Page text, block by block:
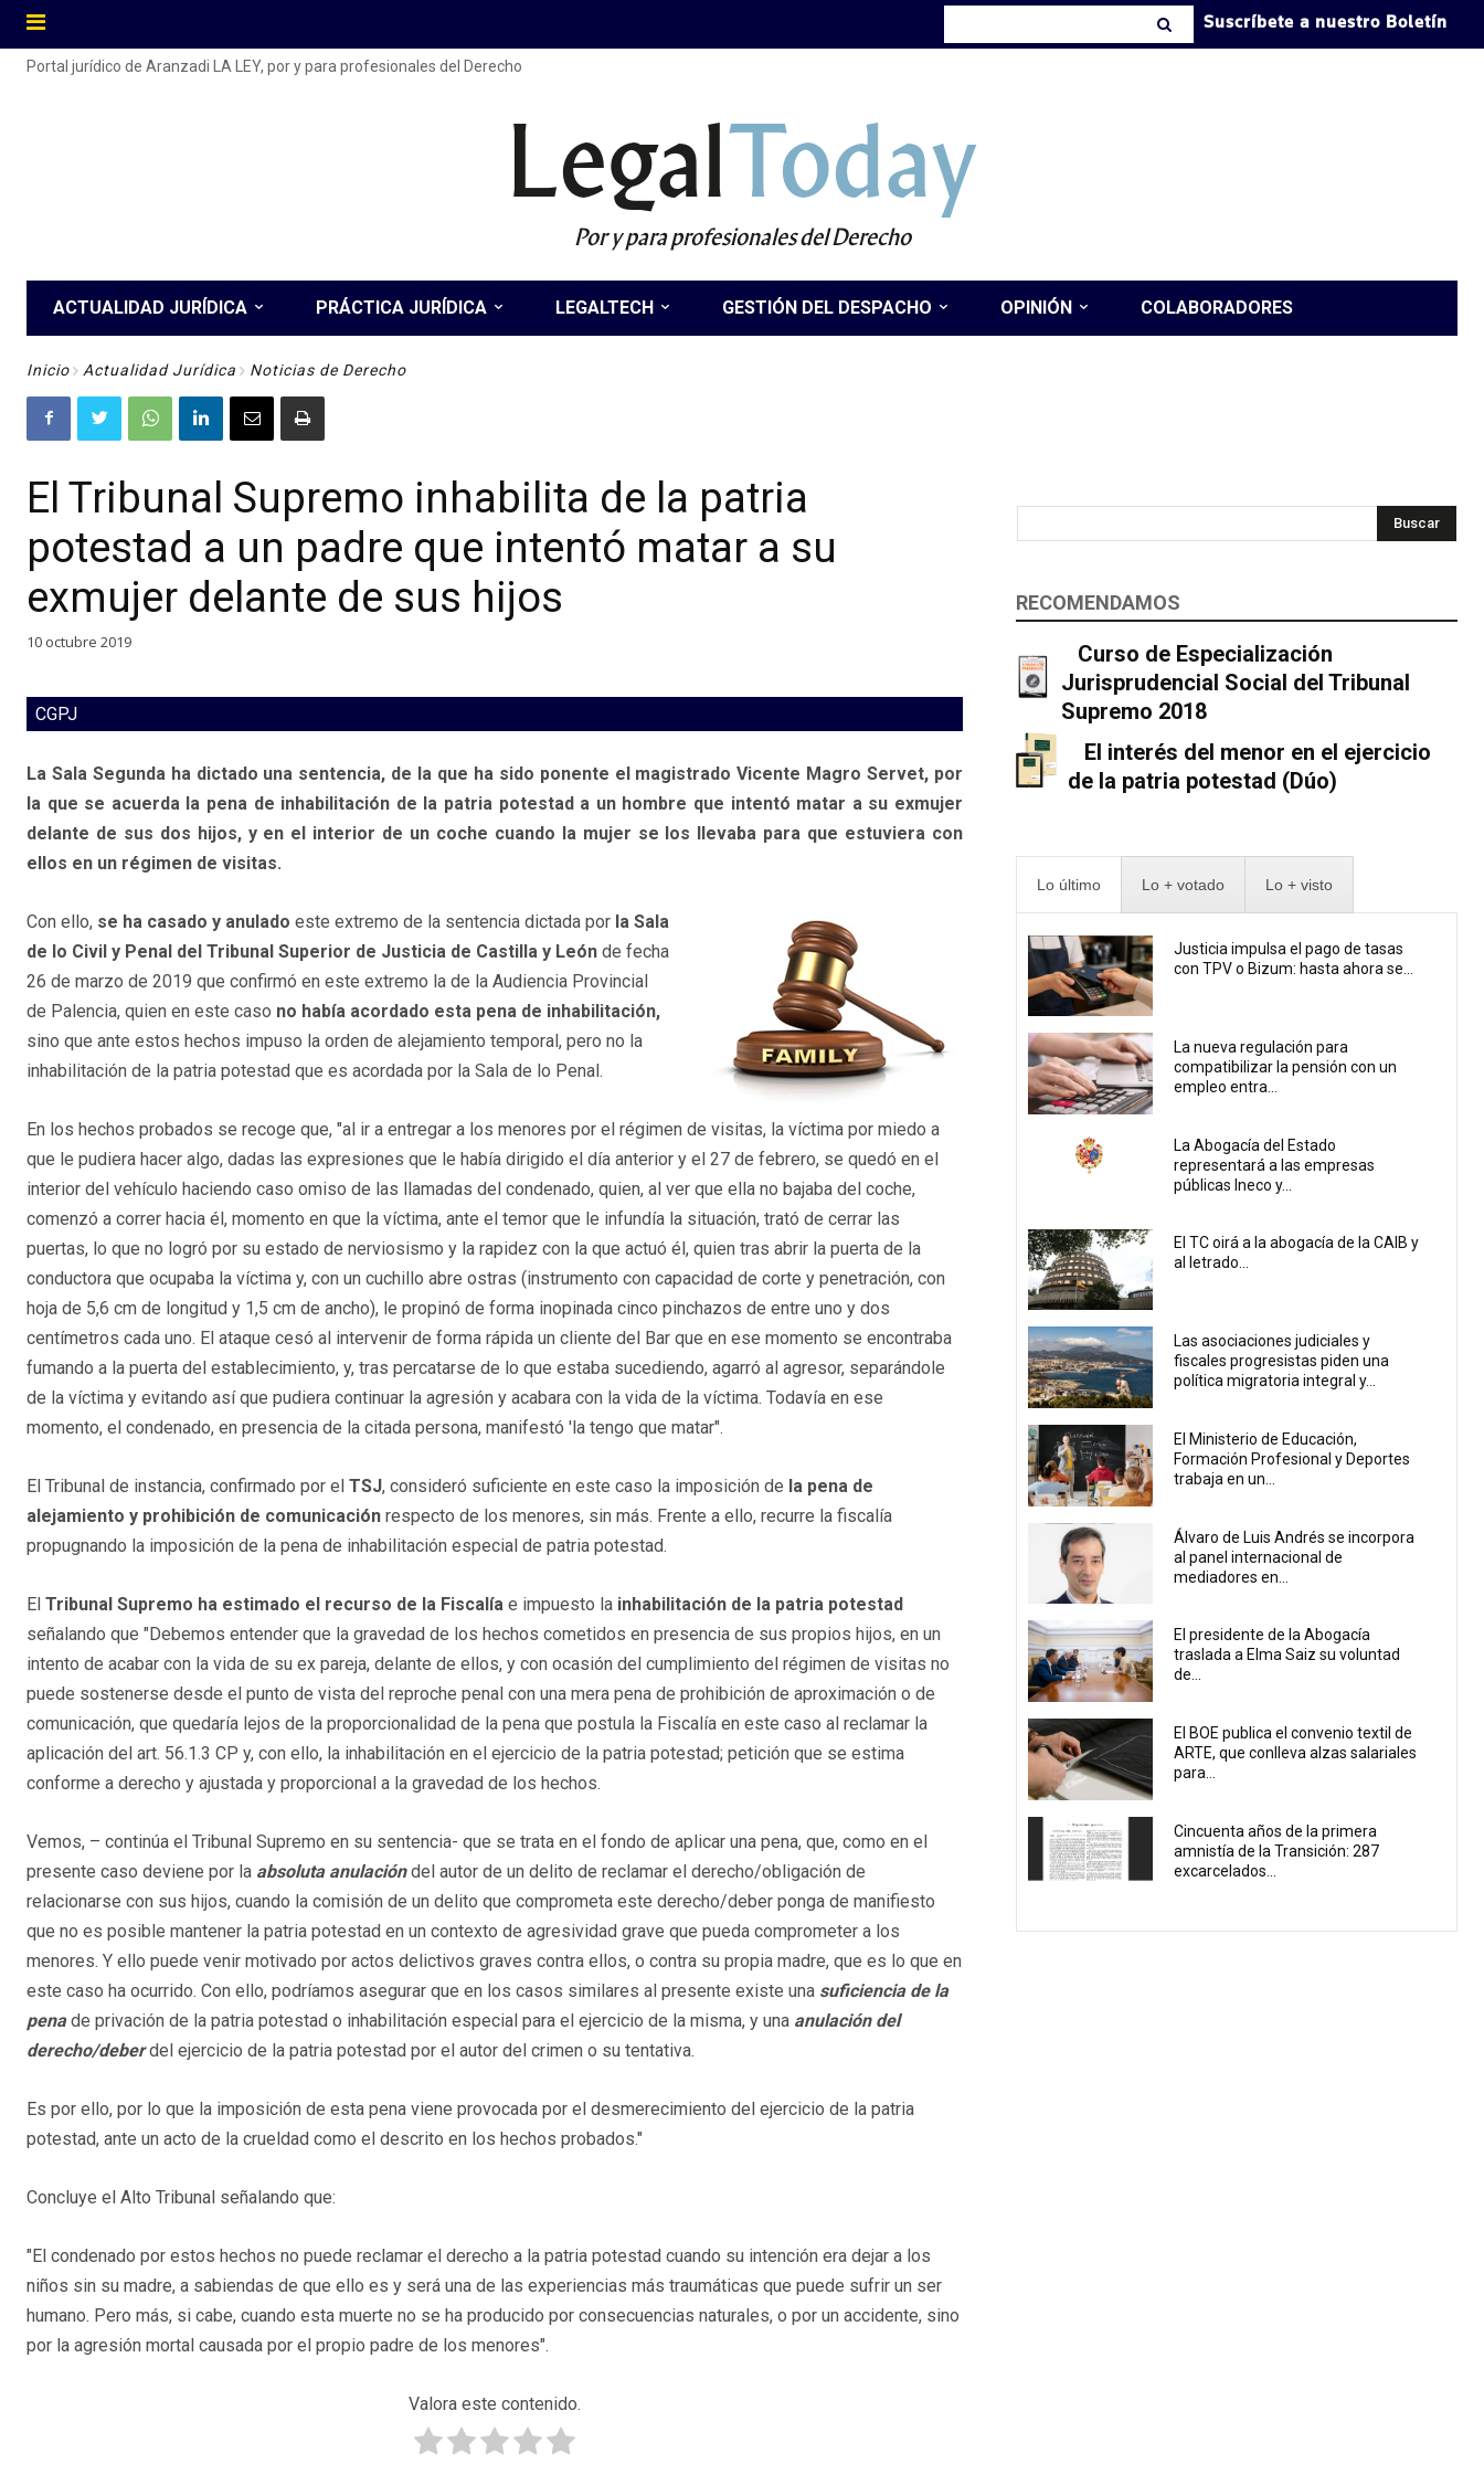
Suscríbete a nuestro Boletín
Portal jurídico de Aranzadi LA LEY, por y para profesionales del Derecho
LegalToday
Por y para profesionales del Derecho
ACTUALIDAD JURÍDICA PRÁCTICA JURÍDICA LEGALTECH GESTIÓN DEL DESPACHO OPINIÓN COLABORADORES
Inicio Actualidad Jurídica Noticias de Derecho
El Tribunal Supremo inhabilita de la patria
potestad a un padre que intentó matar a su
exmujer delante de sus hijos
10 octubre 2019
CGPJ
La Sala Segunda ha dictado una sentencia, de la que ha sido ponente el magistrado Vicente Magro Servet, por
la que se acuerda la pena de inhabilitación de la patria potestad a un hombre que intentó matar a su exmujer
delante de sus dos hijos, y en el interior de un coche cuando la mujer se los llevaba para que estuviera con
ellos en un régimen de visitas.
Con ello, se ha casado y anulado este extremo de la sentencia dictada por la Sala
de lo Civil y Penal del Tribunal Superior de Justicia de Castilla y León de fecha
26 de marzo de 2019 que confirmó en este extremo la de la Audiencia Provincial
de Palencia, quien en este caso no había acordado esta pena de inhabilitación,
sino que ante estos hechos impuso la orden de alejamiento temporal, pero no la
inhabilitación de la patria potestad que es acordada por la Sala de lo Penal.
En los hechos probados se recoge que, "al ir a entregar a los menores por el régimen de visitas, la víctima por miedo a
que le pudiera hacer algo, dadas las expresiones que le había dirigido el día anterior y el 27 de febrero, se quedó en el
interior del vehículo haciendo caso omiso de las llamadas del condenado, quien, al ver que ella no bajaba del coche,
comenzó a correr hacia él, momento en que la víctima, ante el temor que le infundía la situación, trató de cerrar las
puertas, lo que no logró por su estado de nerviosismo y la rapidez con la que actuó él, quien tras abrir la puerta de la
conductora que ocupaba la víctima y, con un cuchillo abre ostras (instrumento con capacidad de corte y penetración, con
hoja de 5,6 cm de longitud y 1,5 cm de ancho), le propinó de forma inopinada cinco pinchazos de entre uno y dos
centímetros cada uno. El ataque cesó al intervenir de forma rápida un cliente del Bar que en ese momento se encontraba
fumando a la puerta del establecimiento, y, tras percatarse de lo que estaba sucediendo, agarró al agresor, separándole
de la víctima y evitando así que pudiera continuar la agresión y acabara con la vida de la víctima. Todavía en ese
momento, el condenado, en presencia de la citada persona, manifestó 'la tengo que matar".
El Tribunal de instancia, confirmado por el TSJ, consideró suficiente en este caso la imposición de la pena de
alejamiento y prohibición de comunicación respecto de los menores, sin más. Frente a ello, recurre la fiscalía
propugnando la imposición de la pena de inhabilitación especial de patria potestad.
El Tribunal Supremo ha estimado el recurso de la Fiscalía e impuesto la inhabilitación de la patria potestad
señalando que "Debemos entender que la gravedad de los hechos cometidos en presencia de sus propios hijos, en un
intento de acabar con la vida de su ex pareja, delante de ellos, y con ocasión del cumplimiento del régimen de visitas no
puede sostenerse desde el punto de vista del reproche penal con una mera pena de prohibición de aproximación o de
comunicación, que quedaría lejos de la proporcionalidad de la pena que postula la Fiscalía en este caso al reclamar la
aplicación del art. 56.1.3 CP y, con ello, la inhabilitación en el ejercicio de la patria potestad; petición que se estima
conforme a derecho y ajustada y proporcional a la gravedad de los hechos.
Vemos, – continúa el Tribunal Supremo en su sentencia- que se trata en el fondo de aplicar una pena, que, como en el
presente caso deviene por la absoluta anulacióndel autor de un delito de reclamar el derecho/obligación de
relacionarse con sus hijos, cuando la comisión de un delito que comprometa este derecho/deber ponga de manifiesto
que no es posible mantener la patria potestad en un contexto de agresividad grave que pueda comprometer a los
menores. Y ello puede venir motivado por actos delictivos graves contra ellos, o contra su propia madre, que es lo que en
este caso ha ocurrido. Con ello, podríamos asegurar que en los casos similares al presente existe una suficiencia de la
penade privación de la patria potestad o inhabilitación especial para el ejercicio de la misma, y una anulación del
derecho/deberdel ejercicio de la patria potestad por el autor del crimen o su tentativa.
Es por ello, por lo que la imposición de esta pena viene provocada por el desmerecimiento del ejercicio de la patria
potestad, ante un acto de la crueldad como el descrito en los hechos probados."
Concluye el Alto Tribunal señalando que:
"El condenado por estos hechos no puede reclamar el derecho a la patria potestad cuando su intención era dejar a los
niños sin su madre, a sabiendas de que ello es y será una de las experiencias más traumáticas que puede sufrir un ser
humano. Pero más, si cabe, cuando esta muerte no se ha producido por consecuencias naturales, o por un accidente, sino
por la agresión mortal causada por el propio padre de los menores".
Valora este contenido.
Buscar
RECOMENDAMOS
Curso de Especialización
Jurisprudencial Social del Tribunal
Supremo 2018
El interés del menor en el ejercicio
de la patria potestad (Dúo)
Lo último Lo + votado Lo + visto
Justicia impulsa el pago de tasas
con TPV o Bizum: hasta ahora se...
La nueva regulación para
compatibilizar la pensión con un
empleo entra...
La Abogacía del Estado
representará a las empresas
públicas Ineco y...
El TC oirá a la abogacía de la CAIB y
al letrado...
Las asociaciones judiciales y
fiscales progresistas piden una
política migratoria integral y...
El Ministerio de Educación,
Formación Profesional y Deportes
trabaja en un...
Álvaro de Luis Andrés se incorpora
al panel internacional de
mediadores en...
El presidente de la Abogacía
traslada a Elma Saiz su voluntad
de...
El BOE publica el convenio textil de
ARTE, que conlleva alzas salariales
para...
Cincuenta años de la primera
amnistía de la Transición: 287
excarcelados...